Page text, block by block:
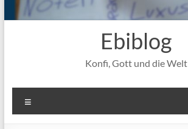
Ebiblog
Konfi, Gott und die Welt